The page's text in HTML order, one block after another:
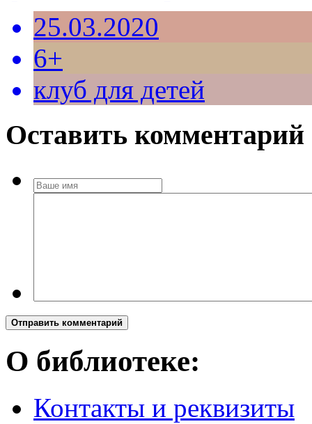
25.03.2020
6+
клуб для детей
Оставить комментарий
Отправить комментарий
О библиотеке:
Контакты и реквизиты